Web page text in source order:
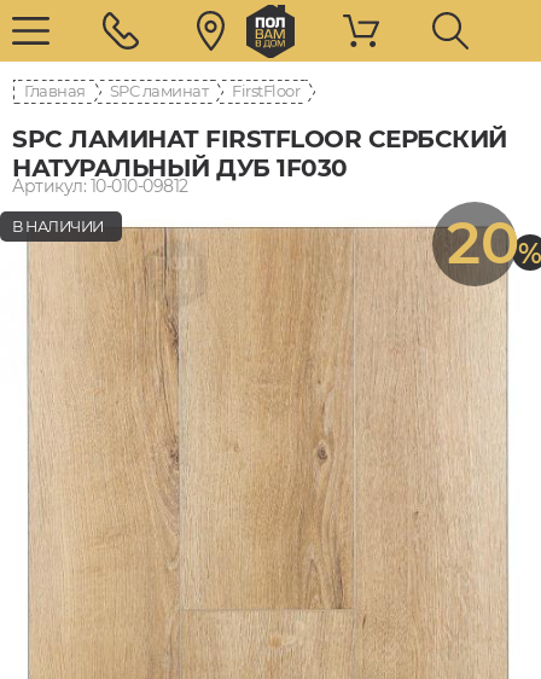
Главная SPC ламинат FirstFloor
SPC ЛАМИНАТ FIRSTFLOOR СЕРБСКИЙ
НАТУРАЛЬНЫЙ ДУБ 1F030
Артикул: 10-010-09812
20%
В НАЛИЧИИ